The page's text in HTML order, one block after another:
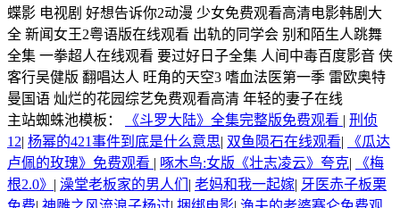
蝶影 电视剧 好想告诉你2动漫 少女免费观看高清电影韩剧大
全 新闻女王2粤语版在线观看 出轨的同学会 别和陌生人跳舞
全集 一拳超人在线观看 要过好日子全集 人间中毒百度影音 侠
客行吴健版 翻唱达人 旺角的天空3 嗜血法医第一季 雷欧奥特
曼国语 灿烂的花园综艺免费观看高清 年轻的妻子在线
主站蜘蛛池模板：
《斗罗大陆》全集完整版免费观看 | 刑侦
12| 杨幂的421事件到底是什么意思| 双鱼陨石在线观看|
《瓜达
卢佩的玫瑰》免费观看 | 啄木鸟:女版《壮志凌云》夸克|
《梅
根2.0》 | 澡堂老板家的男人们 | 老妈和我一起嫁| 牙医赤子板栗